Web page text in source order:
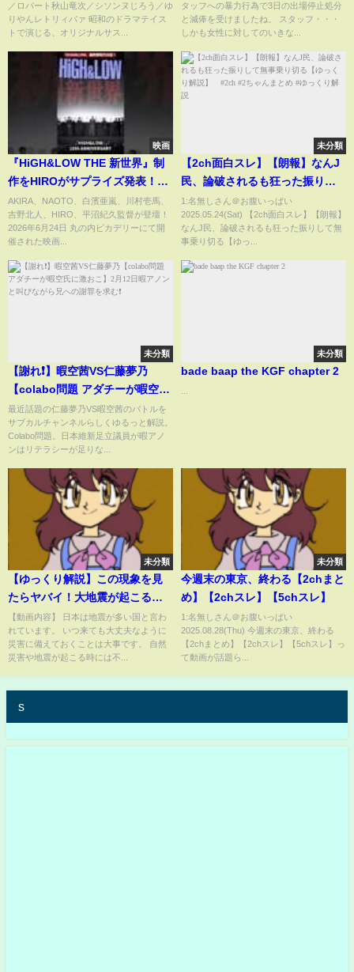
／ロバート秋山竜次／シソンヌじろう／ゆ
りやんレトリィバァ 昭和のドラマテイス
トで演じる、オリジナルサス...
タッフへの暴力行為で3日の出場停止処分
と減俸を受けましたね。 スタッフ・・・
しかも女性に対してのいきな...
映画
『HiGH&LOW THE 新世界』制
作をHIROがサプライズ発表！
『HiGH&LOW』
10thANNIVERSARY#HiGH_LOW
#EXILE #THERAMPAGE
AKIRA、NAOTO、白濱亜嵐、川村壱馬、
吉野北人、HIRO、平沼紀久監督が登壇！
2026年6月24日 丸の内ピカデリーにて開
催された映画...
未分類
【2ch面白スレ】【朗報】なんJ
民、論破されるも狂った振りし
て無事乗り切る【ゆっくり解
説】 #2ch #2ちゃんまとめ #ゆ
っくり解説
1:名無しさん＠お腹いっぱい
2025.05.24(Sat) 【2ch面白スレ】【朗報】
なんJ民、論破されるも狂った振りして無
事乗り切る【ゆっ...
未分類
【謝れ❗️】暇空茜VS仁藤夢乃
【colabo問題 アダチーが暇空氏
に激おこ】2月12日暇アノンと叫
びながら兄への謝罪を求む❗️
最近話題の仁藤夢乃VS暇空茜のバトルを
サブカルチャンネルらしくゆるっと解説。
Colabo問題。日本維新足立議員が暇アノ
ンはリテラシーが足りな...
未分類
bade baap the KGF chapter 2
未分類
【ゆっくり解説】この現象を見
たらヤバイ！大地震が起こる奇
妙な前兆６選！
【動画内容】 日本は地震が多い国と言わ
れています。 いつ来ても大丈夫なように
災害に備えておくことは大事です。 自然
災害や地震が起こる時には不...
未分類
今週末の東京、終わる【2chまと
め】【2chスレ】【5chスレ】
1:名無しさん＠お腹いっぱい
2025.08.28(Thu) 今週末の東京、終わる
【2chまとめ】【2chスレ】【5chスレ】っ
て動画が話題ら...
s